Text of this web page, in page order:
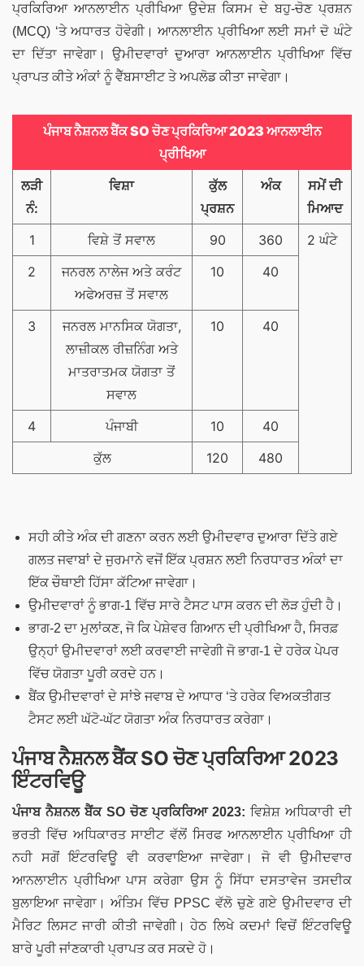
ਪ੍ਰਕਿਰਿਆ ਆਨਲਾਈਨ ਪ੍ਰੀਖਿਆ ਉਦੇਸ਼ ਕਿਸਮ ਦੇ ਬਹੁ-ਚੋਣ ਪ੍ਰਸ਼ਨ
(MCQ) ‘ਤੇ ਅਧਾਰਤ ਹੋਵੇਗੀ। ਆਨਲਾਈਨ ਪ੍ਰੀਖਿਆ ਲਈ ਸਮਾਂ ਦੋ ਘੰਟੇ
ਦਾ ਦਿੱਤਾ ਜਾਵੇਗਾ। ਉਮੀਦਵਾਰਾਂ ਦੁਆਰਾ ਆਨਲਾਈਨ ਪ੍ਰੀਖਿਆ ਵਿੱਚ
ਪ੍ਰਾਪਤ ਕੀਤੇ ਅੰਕਾਂ ਨੂੰ ਵੈੱਬਸਾਈਟ ਤੇ ਅਪਲੋਡ ਕੀਤਾ ਜਾਵੇਗਾ।
ਪੰਜਾਬ ਨੈਸ਼ਨਲ ਬੈਂਕ SO ਚੋਣ ਪ੍ਰਕਿਰਿਆ 2023 ਆਨਲਾਈਨ
ਪ੍ਰੀਖਿਆ
ਲੜੀ
ਨੰ:
ਵਿਸ਼ਾ
ਕੁੱਲ
ਪ੍ਰਸ਼ਨ
ਅੰਕ
ਸਮੇਂ ਦੀ
ਮਿਆਦ
1
ਵਿਸ਼ੇ ਤੋਂ ਸਵਾਲ 90 360
2 ਘੰਟੇ
2
ਜਨਰਲ ਨਾਲੇਜ ਅਤੇ ਕਰੰਟ
ਅਫੇਅਰਜ਼ ਤੋਂ ਸਵਾਲ
10 40
3
ਜਨਰਲ ਮਾਨਸਿਕ ਯੋਗਤਾ,
ਲਾਜ਼ੀਕਲ ਰੀਜ਼ਨਿੰਗ ਅਤੇ
ਮਾਤਰਾਤਮਕ ਯੋਗਤਾ ਤੋਂ
ਸਵਾਲ
10 40
4 ਪੰਜਾਬੀ 10
40
ਕੁੱਲ
120 480
ਸਹੀ ਕੀਤੇ ਅੰਕ ਦੀ ਗਣਨਾ ਕਰਨ ਲਈ ਉਮੀਦਵਾਰ ਦੁਆਰਾ ਦਿੱਤੇ ਗਏ
ਗਲਤ ਜਵਾਬਾਂ ਦੇ ਜੁਰਮਾਨੇ ਵਜੋਂ ਇੱਕ ਪ੍ਰਸ਼ਨ ਲਈ ਨਿਰਧਾਰਤ ਅੰਕਾਂ ਦਾ
ਇੱਕ ਚੌਥਾਈ ਹਿੱਸਾ ਕੱਟਿਆ ਜਾਵੇਗਾ।
ਉਮੀਦਵਾਰਾਂ ਨੂੰ ਭਾਗ-1 ਵਿੱਚ ਸਾਰੇ ਟੈਸਟ ਪਾਸ ਕਰਨ ਦੀ ਲੋੜ ਹੁੰਦੀ ਹੈ।
ਭਾਗ-2 ਦਾ ਮੁਲਾਂਕਣ, ਜੋ ਕਿ ਪੇਸ਼ੇਵਰ ਗਿਆਨ ਦੀ ਪ੍ਰੀਖਿਆ ਹੈ, ਸਿਰਫ਼
ਉਨ੍ਹਾਂ ਉਮੀਦਵਾਰਾਂ ਲਈ ਕਰਵਾਈ ਜਾਵੇਗੀ ਜੋ ਭਾਗ-1 ਦੇ ਹਰੇਕ ਪੇਪਰ
ਵਿੱਚ ਯੋਗਤਾ ਪੂਰੀ ਕਰਦੇ ਹਨ।
ਬੈਂਕ ਉਮੀਦਵਾਰਾਂ ਦੇ ਸਾਂਝੇ ਜਵਾਬ ਦੇ ਆਧਾਰ ‘ਤੇ ਹਰੇਕ ਵਿਅਕਤੀਗਤ
ਟੈਸਟ ਲਈ ਘੱਟੋ-ਘੱਟ ਯੋਗਤਾ ਅੰਕ ਨਿਰਧਾਰਤ ਕਰੇਗਾ।
ਪੰਜਾਬ ਨੈਸ਼ਨਲ ਬੈਂਕ SO ਚੋਣ ਪ੍ਰਕਿਰਿਆ 2023
ਇੰਟਰਵਿਊ
ਪੰਜਾਬ ਨੈਸ਼ਨਲ ਬੈਂਕ SO ਚੋਣ ਪ੍ਰਕਿਰਿਆ 2023: ਵਿਸ਼ੇਸ਼ ਅਧਿਕਾਰੀ ਦੀ
ਭਰਤੀ ਵਿੱਚ ਅਧਿਕਾਰਤ ਸਾਈਟ ਵੱਲੋਂ ਸਿਰਫ ਆਨਲਾਈਨ ਪ੍ਰੀਖਿਆ ਹੀ
ਨਹੀ ਸਗੋਂ ਇੰਟਰਵਿਊ ਵੀ ਕਰਵਾਇਆ ਜਾਵੇਗਾ। ਜੋ ਵੀ ਉਮੀਦਵਾਰ
ਆਨਲਾਈਨ ਪ੍ਰੀਖਿਆ ਪਾਸ ਕਰੇਗਾ ਉਸ ਨੂੰ ਸਿੱਧਾ ਦਸਤਾਵੇਜ ਤਸਦੀਕ
ਬੁਲਾਇਆ ਜਾਵੇਗਾ। ਅੰਤਿਮ ਵਿੱਚ PPSC ਵੱਲੋ ਚੁਣੇ ਗਏ ਉਮੀਦਵਾਰ ਦੀ
ਮੈਰਿਟ ਲਿਸਟ ਜਾਰੀ ਕੀਤੀ ਜਾਵੇਗੀ। ਹੇਠ ਲਿਖੇ ਕਦਮਾਂ ਵਿਚੋਂ ਇੰਟਰਵਿਊ
ਬਾਰੇ ਪੂਰੀ ਜਾਂਣਕਾਰੀ ਪ੍ਰਾਪਤ ਕਰ ਸਕਦੇ ਹੋ।